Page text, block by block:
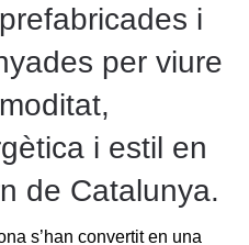
i
per viure
i estil en
de Catalunya.
s’han convertit en una